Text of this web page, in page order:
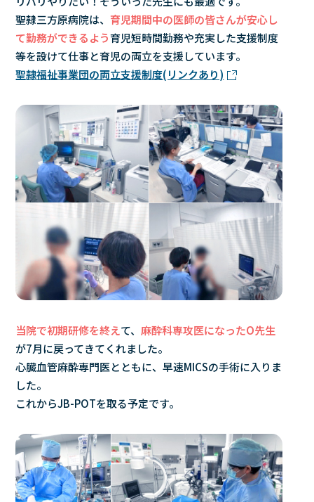
聖隷三方原病院は、 育児期間中の医師の皆さんが安心し
て勤務ができるよう育児短時間勤務や充実した支援制度
等を設けて仕事と育児の両立を支援しています。
聖隷福祉事業団の両立支援制度(リンクあり)
当院で初期研修を終えて、麻酔科専攻医になったO先生
が7月に戻ってきてくれました。
心臓血管麻酔専門医とともに、早速MICSの手術に入りま
した。
これからJB-POTを取る予定です。